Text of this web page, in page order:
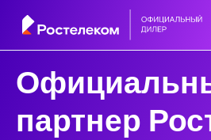
партнер